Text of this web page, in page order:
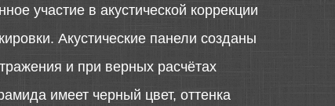
участие в акустической коррекции
Акустические панели созданы
и при верных расчётах
имеет черный цвет, оттенка